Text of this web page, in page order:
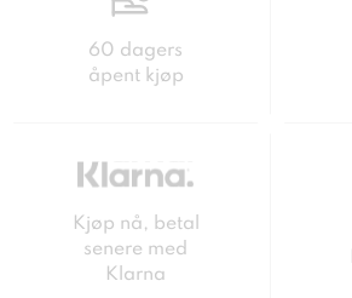
60 dagers
åpent kjøp
Kjøp nå, betal
senere med
Klarna